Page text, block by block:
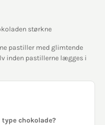
størkne
pastiller med glimtende
inden pastillerne lægges i
chokolade?